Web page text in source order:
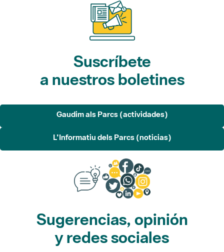
Suscríbete
a nuestros boletines
Gaudim als Parcs (actividades)
L'Informatiu dels Parcs (noticias)
Sugerencias, opinión
y redes sociales